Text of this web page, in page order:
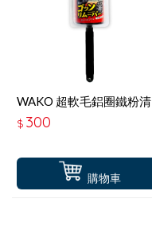
購物車
WAKO 超軟毛鋁圈鐵粉清
潔刷 CS-96
$ 300